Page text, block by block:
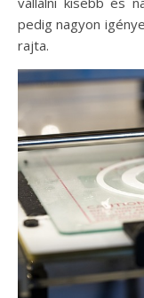
pedig nagyon
rajta.